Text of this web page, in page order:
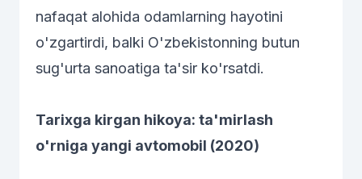
nafaqat alohida odamlarning hayotini
o'zgartirdi, balki O'zbekistonning butun
sug'urta sanoatiga ta'sir ko'rsatdi.
Tarixga kirgan hikoya: ta'mirlash
o'rniga yangi avtomobil (2020)